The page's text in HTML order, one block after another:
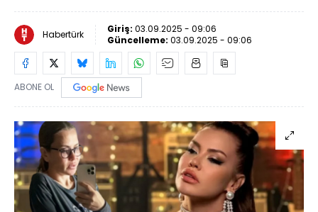
Habertürk Giriş: 03.09.2025 - 09:06
Güncelleme: 03.09.2025 - 09:06
ABONE OL